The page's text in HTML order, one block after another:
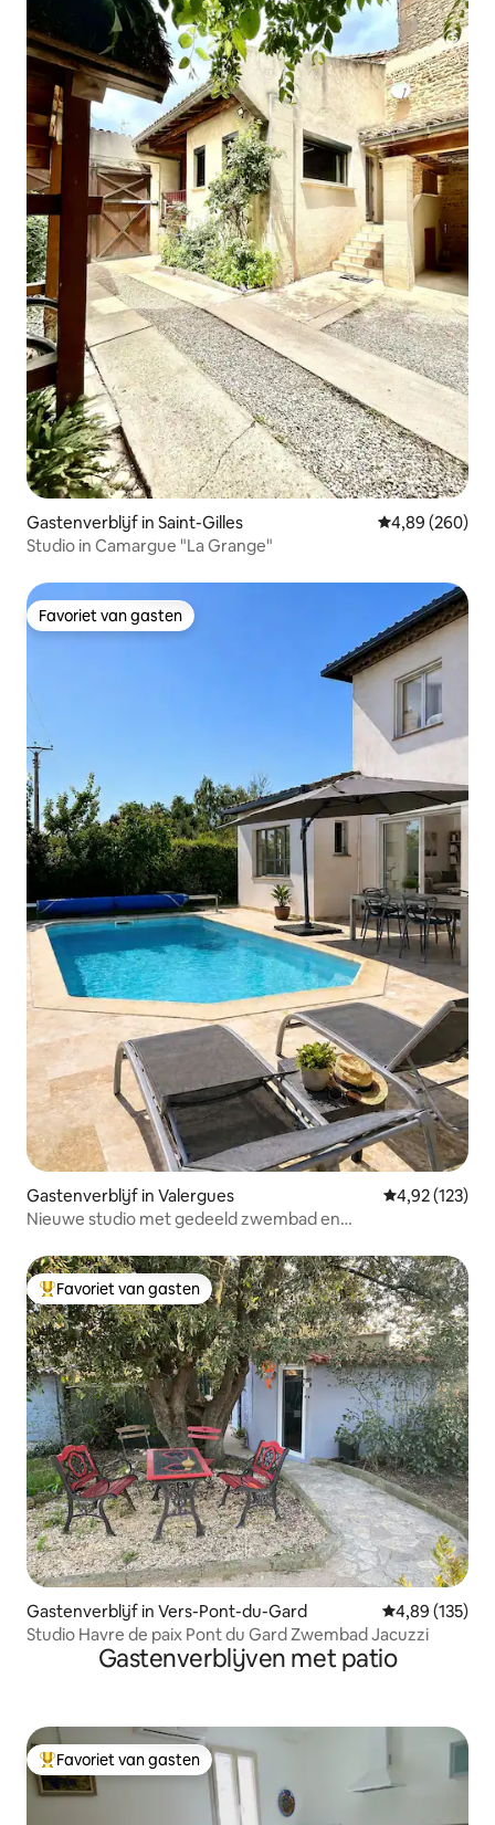
Gastenverblijf in Saint-Gilles Gemiddelde
4,89 (260)
Studio in Camargue "La Grange"
Favoriet van gasten
Favoriet van gasten
Gastenverblijf in Valergues Gemiddelde
4,92 (123)
Nieuwe studio met gedeeld zwembad en
Topfavoriet van gasten
Favoriet van gasten
Gastenverblijf in Vers-Pont-du-Gard Gemiddelde
4,89 (135)
Studio Havre de paix Pont du Gard Zwembad Jacuzzi
Gastenverblijven met patio
Topfavoriet van gasten
Favoriet van gasten